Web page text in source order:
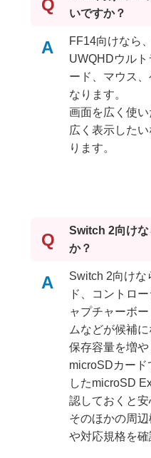
Q
いですか？
A
FF14向けなら
UWQHDウル
ード、マウス
なります。
画面を広く使
広く表示した
ります。
Q
Switch 2向けな
か？
A
Switch 2向けな
ド、コントロ
ャプチャーボ
ムなどが候補に
保存容量を増
microSDカー
したmicroSD
認しておくと安
そのほかの周
や対応規格を確